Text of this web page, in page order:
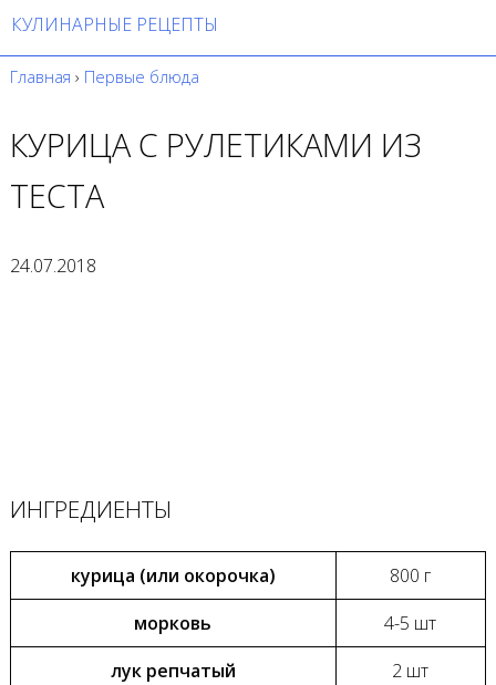
КУЛИНАРНЫЕ РЕЦЕПТЫ
Главная › Первые блюда
КУРИЦА С РУЛЕТИКАМИ ИЗ
ТЕСТА
24.07.2018
ИНГРЕДИЕНТЫ
курица (или окорочка)
800 г
морковь
4-5 шт
лук репчатый
2 шт